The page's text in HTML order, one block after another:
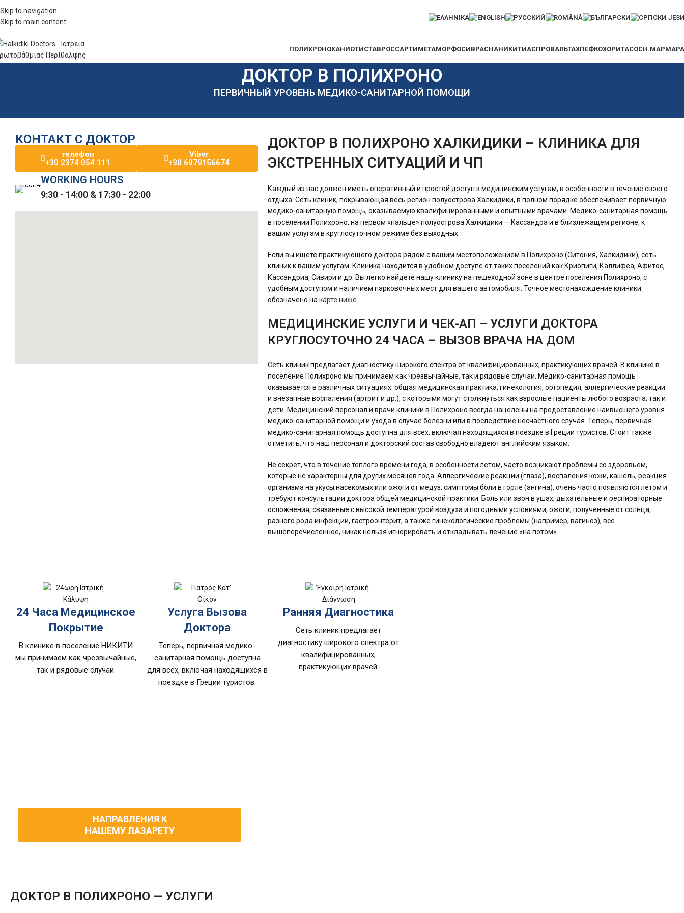
Skip to navigation
Skip to main content
компания
ПОЛИХРОНОХАНИОТИСТАВРОССАРТИМЕТАМОРФОСИВРАСНАНИКИТИАСПРОВАЛЬТАХПЕФКОХОРИТАСОС
ДОКТОР В ПОЛИХРОНО
ПЕРВИЧНЫЙ УРОВЕНЬ МЕДИКО-САНИТАРНОЙ ПОМОЩИ
КОНТАКТ С ДОКТОР
телефон
+30 2374 054 111
Viber
+30 6979156674
WORKING HOURS
9:30 - 14:00 & 17:30 - 22:00
ДОКТОР В ПОЛИХРОНО ХАЛКИДИКИ – КЛИНИКА ДЛЯ
ЭКСТРЕННЫХ СИТУАЦИЙ И ЧП
Каждый из нас должен иметь оперативный и простой доступ к медицинским услугам, в особенности в течение своего
отдыха. Сеть клиник, покрывающая весь регион полуострова Халкидики, в полном порядке обеспечивает первичную
медико-санитарную помощь, оказываемую квалифицированными и опытными врачами. Медико-санитарная помощь
в поселении Полихроно, на первом «пальце» полуострова Халкидики — Кассандра и в близлежащем регионе, к
вашим услугам в круглосуточном режиме без выходных.
Если вы ищете практикующего доктора рядом с вашим местоположением в Полихроно (Ситония, Халкидики), сеть
клиник к вашим услугам. Клиника находится в удобном доступе от таких поселений как Криопиги, Каллифеа, Афитос,
Кассандриа, Сивири и др. Вы легко найдете нашу клинику на пешеходной зоне в центре поселения Полихроно, с
удобным доступом и наличием парковочных мест для вашего автомобиля. Точное местонахождение клиники
обозначено на карте ниже
МЕДИЦИНСКИЕ УСЛУГИ И ЧЕК-АП – УСЛУГИ ДОКТОРА
КРУГЛОСУТОЧНО 24 ЧАСА – ВЫЗОВ ВРАЧА НА ДОМ
Сеть клиник предлагает диагностику широкого спектра от квалифицированных, практикующих врачей. В клинике в
поселение Полихроно мы принимаем как чрезвычайные, так и рядовые случаи. Медико-санитарная помощь
оказывается в различных ситуациях: общая медицинская практика, гинекология, ортопедия, аллергические реакции
и внезапные воспаления (артрит и др.), с которыми могут столкнуться как взрослые пациенты любого возраста, так и
дети. Медицинский персонал и врачи клиники в Полихроно всегда нацелены на предоставление наивысшего уровня
медико-санитарной помощи и ухода в случае болезни или в последствие несчастного случая. Теперь, первичная
медико-санитарная помощь доступна для всех, включая находящихся в поездке в Греции туристов. Стоит также
отметить, что наш персонал и докторский состав свободно владеют английским языком.
Не секрет, что в течение теплого времени года, в особенности летом, часто возникают проблемы со здоровьем,
которые не характерны для других месяцев года. Аллергические реакции (глаза), воспаления кожи, кашель, реакция
организма на укусы насекомых или ожоги от медуз, симптомы боли в горле (ангина), очень часто появляются летом и
требуют консультации доктора общей медицинской практики. Боль или звон в ушах, дыхательные и респираторные
осложнения, связанные с высокой температурой воздуха и погодными условиями, ожоги, полученные от солнца,
разного рода инфекции, гастроэнтерит, а также гинекологические проблемы (например, вагиноз), все
вышеперечисленное, никак нельзя игнорировать и откладывать лечение «на потом».
24 Часа Медицинское
Покрытие
В клинике в поселение НИКИТИ
мы принимаем как чрезвычайные,
так и рядовые случаи.
Услуга Вызова
Доктора
Теперь, первичная медико-
санитарная помощь доступна
для всех, включая находящихся в
поездке в Греции туристов.
Ранняя Диагностика
Сеть клиник предлагает
диагностику широкого спектра от
квалифицированных,
практикующих врачей.
НАПРАВЛЕНИЯ К
НАШЕМУ ЛАЗАРЕТУ
ДОКТОР В ПОЛИХРОНО — УСЛУГИ